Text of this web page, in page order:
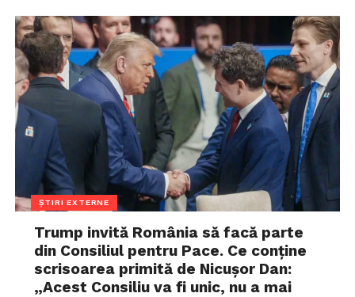
ȘTIRI EXTERNE
Trump invită România să facă parte
din Consiliul pentru Pace. Ce conține
scrisoarea primită de Nicușor Dan:
„Acest Consiliu va fi unic, nu a mai